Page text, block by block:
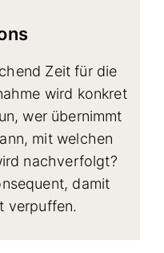
Zeit für die
wird konkret
wer übernimmt
mit welchen
nachverfolgt?
damit
verpuffen.